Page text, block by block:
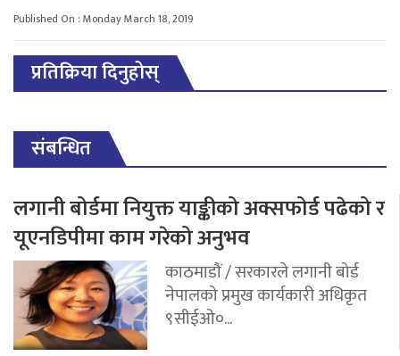
Published On : Monday March 18, 2019
प्रतिक्रिया दिनुहोस्
संबन्धित
लगानी बोर्डमा नियुक्त याङ्कीको अक्सफोर्ड पढेको र
यूएनडिपीमा काम गरेको अनुभव
काठमाडौं / सरकारले लगानी बोर्ड
नेपालको प्रमुख कार्यकारी अधिकृत
९सीईओ०...